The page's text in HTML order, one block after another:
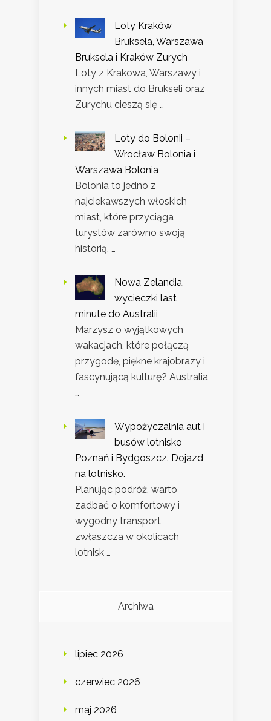
Loty Kraków
Bruksela, Warszawa
Bruksela i Kraków Zurych
Loty z Krakowa, Warszawy i
innych miast do Brukseli oraz
Zurychu cieszą się …
Loty do Bolonii –
Wrocław Bolonia i
Warszawa Bolonia
Bolonia to jedno z
najciekawszych włoskich
miast, które przyciąga
turystów zarówno swoją
historią, …
Nowa Zelandia,
wycieczki last
minute do Australii
Marzysz o wyjątkowych
wakacjach, które połączą
przygodę, piękne krajobrazy i
fascynującą kulturę? Australia
…
Wypożyczalnia aut i
busów lotnisko
Poznań i Bydgoszcz. Dojazd
na lotnisko.
Planując podróż, warto
zadbać o komfortowy i
wygodny transport,
zwłaszcza w okolicach
lotnisk …
Archiwa
lipiec 2026
czerwiec 2026
maj 2026